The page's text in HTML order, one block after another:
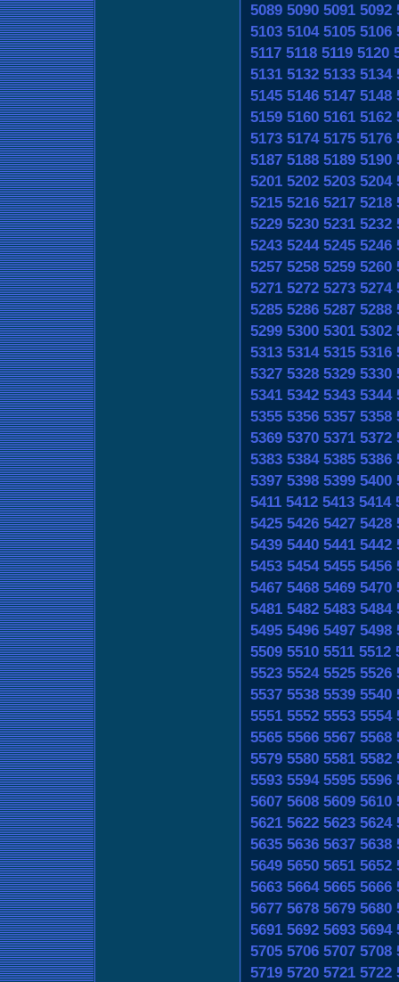
5089 5090 5091 5092
5103 5104 5105 5106
5117 5118 5119 5120
5131 5132 5133 5134
5145 5146 5147 5148
5159 5160 5161 5162
5173 5174 5175 5176
5187 5188 5189 5190
5201 5202 5203 5204
5215 5216 5217 5218
5229 5230 5231 5232
5243 5244 5245 5246
5257 5258 5259 5260
5271 5272 5273 5274
5285 5286 5287 5288
5299 5300 5301 5302
5313 5314 5315 5316
5327 5328 5329 5330
5341 5342 5343 5344
5355 5356 5357 5358
5369 5370 5371 5372
5383 5384 5385 5386
5397 5398 5399 5400
5411 5412 5413 5414
5425 5426 5427 5428
5439 5440 5441 5442
5453 5454 5455 5456
5467 5468 5469 5470
5481 5482 5483 5484
5495 5496 5497 5498
5509 5510 5511 5512
5523 5524 5525 5526
5537 5538 5539 5540
5551 5552 5553 5554
5565 5566 5567 5568
5579 5580 5581 5582
5593 5594 5595 5596
5607 5608 5609 5610
5621 5622 5623 5624
5635 5636 5637 5638
5649 5650 5651 5652
5663 5664 5665 5666
5677 5678 5679 5680
5691 5692 5693 5694
5705 5706 5707 5708
5719 5720 5721 5722